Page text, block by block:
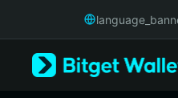
Русский